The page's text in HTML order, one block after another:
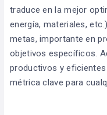
traduce en la mejor
energía, materiales,
metas, importante en
objetivos específicos.
productivos y
métrica clave para